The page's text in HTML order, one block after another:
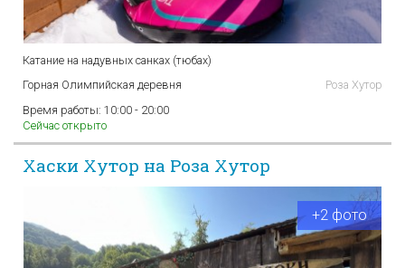
Катание на надувных санках (тюбах)
Горная Олимпийская деревня
Роза Хутор
Время работы: 10:00 - 20:00
Сейчас открыто
Хаски Хутор на Роза Хутор
+2 фото